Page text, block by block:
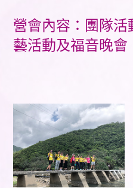
營會內容：團隊活
藝活動及福音晚會